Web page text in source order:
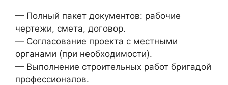
— Полный пакет документов: рабочие
чертежи, смета, договор.
— Согласование проекта с местными
органами (при необходимости).
— Выполнение строительных работ бригадой
профессионалов.